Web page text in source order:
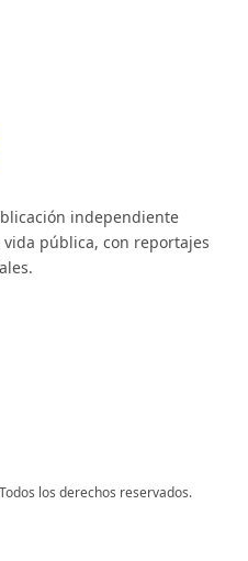
independiente
pública, con reportajes
los derechos reservados.